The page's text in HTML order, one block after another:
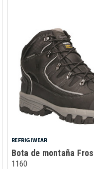
REFRIGIWEAR
Bota de montaña
1160